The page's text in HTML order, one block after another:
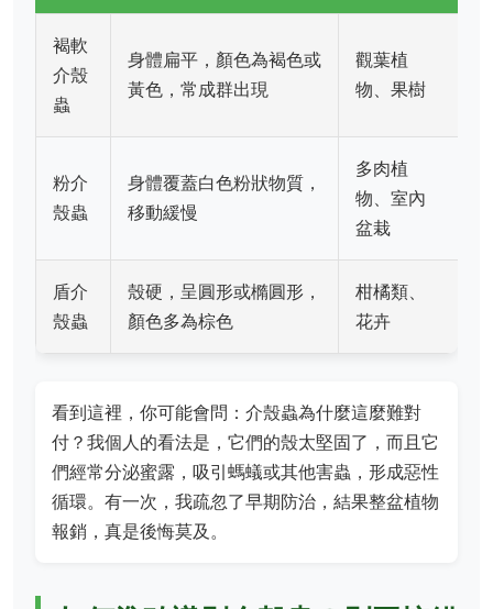
褐軟
介殼
蟲
身體扁平，顏色為褐色或
黃色，常成群出現
觀葉植
物、果樹
粉介
殼蟲
身體覆蓋白色粉狀物質，
移動緩慢
多肉植
物、室內
盆栽
盾介
殼蟲
殼硬，呈圓形或橢圓形，
顏色多為棕色
柑橘類、
花卉
看到這裡，你可能會問：介殼蟲為什麼這麼難對
付？我個人的看法是，它們的殼太堅固了，而且它
們經常分泌蜜露，吸引螞蟻或其他害蟲，形成惡性
循環。有一次，我疏忽了早期防治，結果整盆植物
報銷，真是後悔莫及。